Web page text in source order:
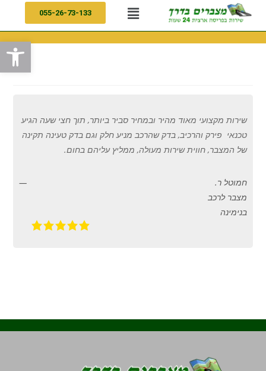
055-26-73-133
שירות מקצועי מאוד מהיר ובמחיר סביר ביותר, תוך חצי שעה הגיע
טכנאי פירק והרכיב,בדק שהרכב מניע חלק וגם בדק טעינה תקינה
של המצבר,חווית שירות מעולה, ממליץ עליהם בחום.
חמוטל ר.
מצבר לרכב
בנימינה